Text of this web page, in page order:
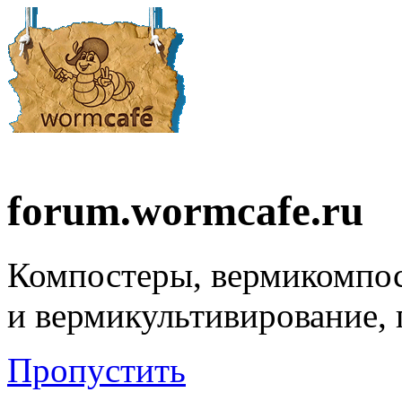
forum.wormcafe.ru
Компостеры,
и
Пропустить